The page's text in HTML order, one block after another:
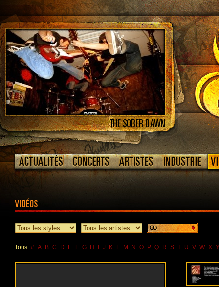
Tous # A B C D E F G H J K L M N O P Q R S T U V W X Y